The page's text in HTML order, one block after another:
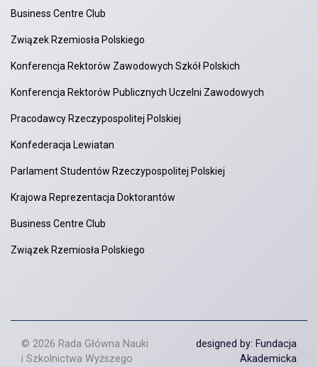
Business Centre Club
Związek Rzemiosła Polskiego
Konferencja Rektorów Zawodowych Szkół Polskich
Konferencja Rektorów Publicznych Uczelni Zawodowych
Pracodawcy Rzeczypospolitej Polskiej
Konfederacja Lewiatan
Parlament Studentów Rzeczypospolitej Polskiej
Krajowa Reprezentacja Doktorantów
Business Centre Club
Związek Rzemiosła Polskiego
© 2026 Rada Główna Nauki
i Szkolnictwa Wyższego
designed by: Fundacja
Akademicka